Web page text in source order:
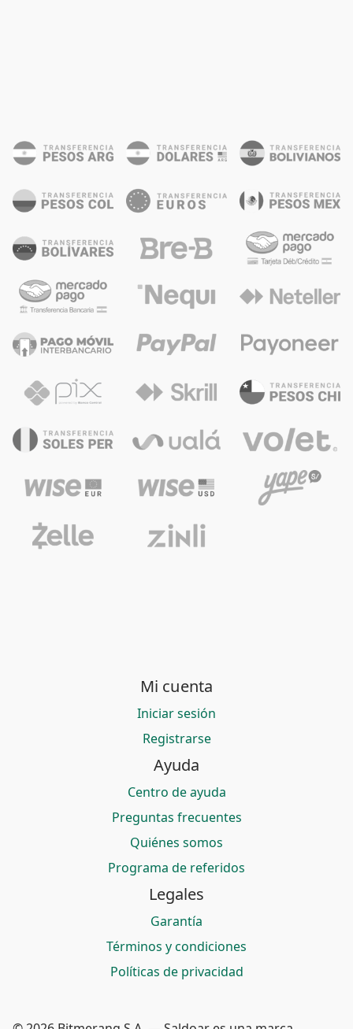
Mi cuenta
Iniciar sesión
Registrarse
Ayuda
Centro de ayuda
Preguntas frecuentes
Quiénes somos
Programa de referidos
Legales
Garantía
Términos y condiciones
Políticas de privacidad